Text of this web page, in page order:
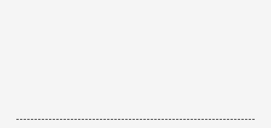
------------------------------------------------------------------